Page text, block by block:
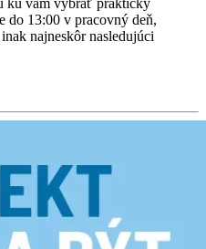
do 13:00 v pracovný deň,
najneskôr nasledujúci